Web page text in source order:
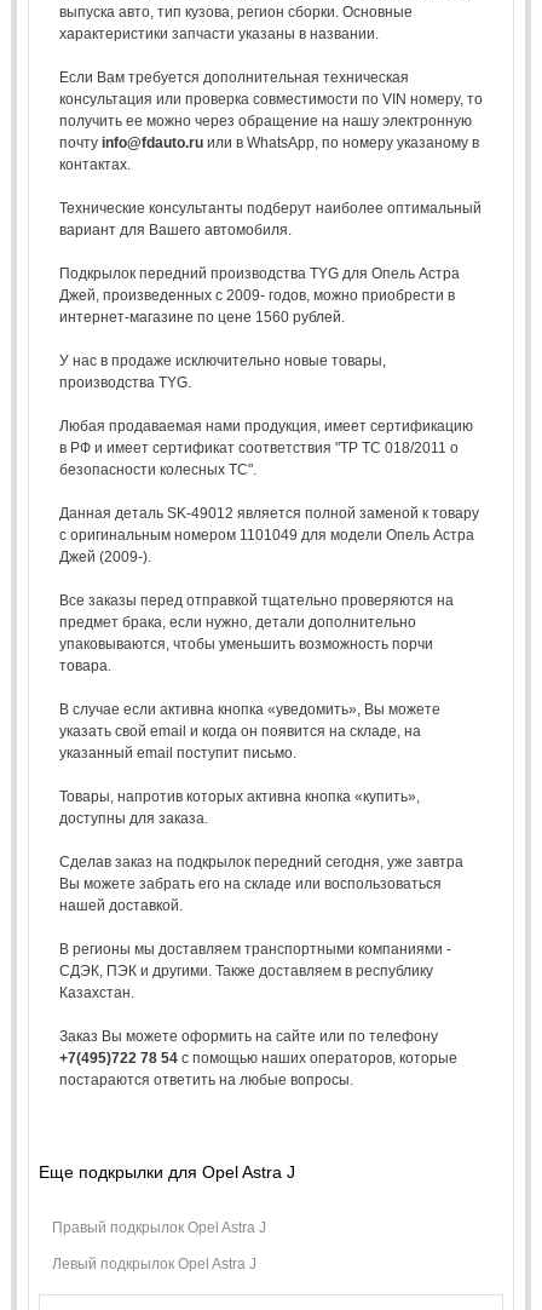
выпуска авто, тип кузова, регион сборки. Основные
характеристики запчасти указаны в названии.
Если Вам требуется дополнительная техническая
консультация или проверка совместимости по VIN номеру, то
получить ее можно через обращение на нашу электронную
почту info@fdauto.ruили в WhatsApp, по номеру указаному в
контактах.
Технические консультанты подберут наиболее оптимальный
вариант для Вашего автомобиля.
Подкрылок передний производства TYG для Опель Астра
Джей, произведенных с 2009- годов, можно приобрести в
интернет-магазине по цене 1560 рублей.
У нас в продаже исключительно новые товары,
производства TYG.
Любая продаваемая нами продукция, имеет сертификацию
в РФ и имеет сертификат соответствия "ТР ТС 018/2011 о
безопасности колесных ТС".
Данная деталь SK-49012 является полной заменой к товару
с оригинальным номером 1101049 для модели Опель Астра
Джей (2009-).
Все заказы перед отправкой тщательно проверяются на
предмет брака, если нужно, детали дополнительно
упаковываются, чтобы уменьшить возможность порчи
товара.
В случае если активна кнопка «уведомить», Вы можете
указать свой email и когда он появится на складе, на
указанный email поступит письмо.
Товары, напротив которых активна кнопка «купить»,
доступны для заказа.
Сделав заказ на подкрылок передний сегодня, уже завтра
Вы можете забрать его на складе или воспользоваться
нашей доставкой.
В регионы мы доставляем транспортными компаниями -
СДЭК, ПЭК и другими. Также доставляем в республику
Казахстан.
Заказ Вы можете оформить на сайте или по телефону
+7(495)722 78 54с помощью наших операторов, которые
постараются ответить на любые вопросы.
Еще подкрылки для Opel Astra J
Правый подкрылок Opel Astra J
Левый подкрылок Opel Astra J